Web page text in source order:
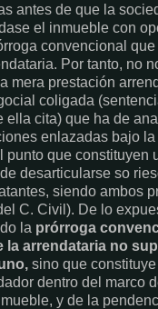
antes de que la
el inmueble con
convencional
Por tanto, no
mera prestación
coligada
ella cita) que ha de
enlazadas bajo la
punto que constituyen
desarticularse so
siendo ambos
C. Civil). De lo
la prórroga
la arrendataria no
sino que
dentro del marco
y de la